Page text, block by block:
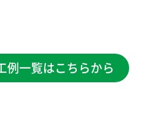
例一覧はこちらから